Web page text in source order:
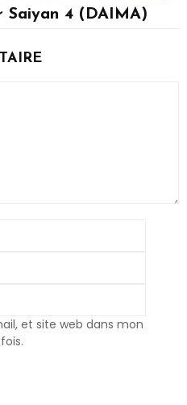
Saiyan 4 (DAIMA)
et site web dans mon